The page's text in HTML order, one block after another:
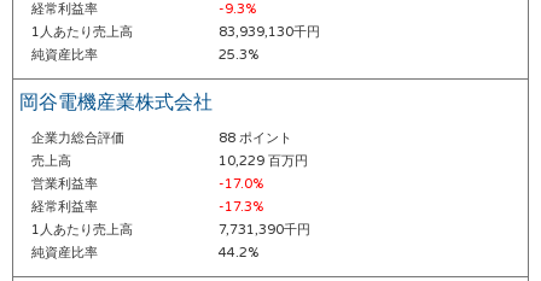
経常利益率
-9.3%
1人あたり売上高
83,939,130千円
純資産比率
25.3%
岡谷電機産業株式会社
企業力総合評価
88 ポイント
売上高
10,229 百万円
営業利益率
-17.0%
経常利益率
-17.3%
1人あたり売上高
7,731,390千円
純資産比率
44.2%